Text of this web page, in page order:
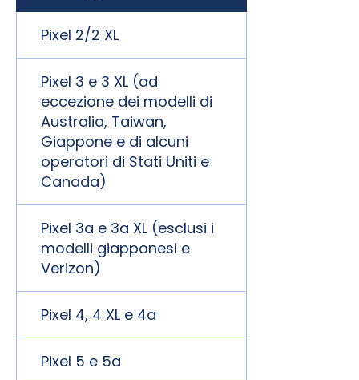
Pixel 2/2 XL
Pixel 3 e 3 XL (ad
eccezione dei modelli di
Australia, Taiwan,
Giappone e di alcuni
operatori di Stati Uniti e
Canada)
Pixel 3a e 3a XL (esclusi i
modelli giapponesi e
Verizon)
Pixel 4, 4 XL e 4a
Pixel 5 e 5a